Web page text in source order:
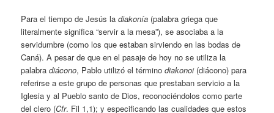
Para el tiempo de Jesús ladiakonía (palabra griega que
literalmente significa “servir a la mesa”), se asociaba a la
servidumbre (como los que estaban sirviendo en las bodas de
Caná). A pesar de que en el pasaje de hoy no se utiliza la
palabradiácono, Pablo utilizó el términodiakonoi (diácono) para
referirse a este grupo de personas que prestaban servicio a la
Iglesia y al Pueblo santo de Dios, reconociéndolos como parte
del clero (Cfr. Fil 1,1); y especificando las cualidades que estos